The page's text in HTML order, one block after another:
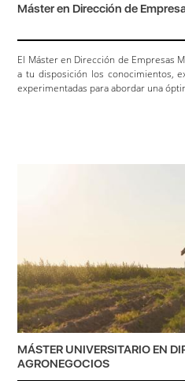
Máster en Dirección de
El Máster en Dirección de Empresas
a tu disposición los conocimientos,
experimentadas para abordar una
MÁSTER UNIVERSITARIO EN
AGRONEGOCIOS